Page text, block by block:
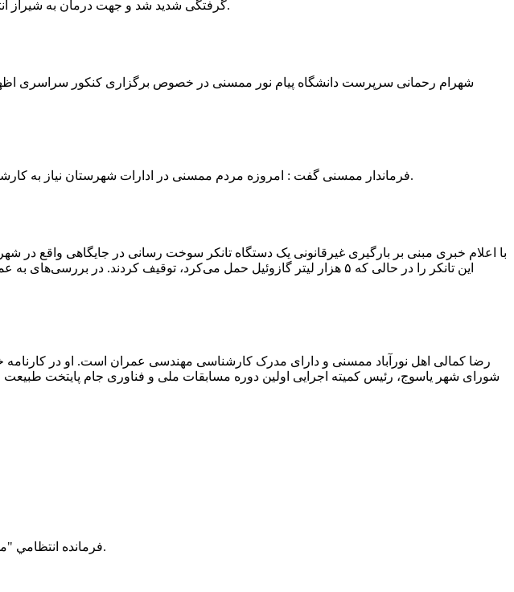
گرفتگی شدید شد و جهت درمان به شیراز انتقال یافت.به گفته این منبع آگاه ؛ متاسفانه هر دو دست این نیروی کار به دلیل سوختگی شدید قطع شده است.
فرماندار ممسنی گفت : امروزه مردم ممسنی در ادارات شهرستان نیاز به کارشناس و خدمتگزار دارند و به اندازه کافی کلانتر در شهرستان وجود دارد پس کارشناسان از کلانتری پرهیز نمایند.
با اعلام خبری مبنی بر بارگیری غیرقانونی یک دستگاه تانکر سوخت رسانی در جایگاهی واقع
این تانکر را در حالی که ۵ هزار لیتر گازوئیل حمل می‌کرد، توقیف کردند.
رضا کمالی اهل نورآباد ممسنی و دارای مدرک کارشناسی مهندسی عمران است. او در
شورای شهر یاسوج، رئیس کمیته اجرایی اولین دوره مسابقات ملی و فناوری جام پایتخت طبیعت
فرمانده انتظامي "ممسني" از آتش سوزي 200 هكتار از اراضي كشاورزي واقع در اطراف روستاي "فهلیان" آن شهرستان خبر داد.